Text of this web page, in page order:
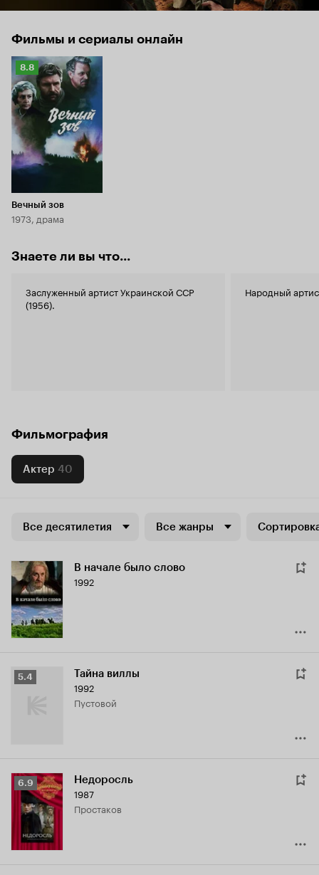
Фильмы и сериалы онлайн
Рейтинг
Кинопоиска
8.8
8.8
Вечный зов
1973, драма
Знаете ли вы что...
Заслуженный артист Украинской ССР
(1956).
Народный
Фильмография
Актер 40
Все десятилетия Все жанры
В начале было слово
1992
Рейтинг
5.4 Тайна виллы
1992
Пустовой
Рейтинг
Кинопоиска
6.9
6.9 Недоросль
1987
Простаков